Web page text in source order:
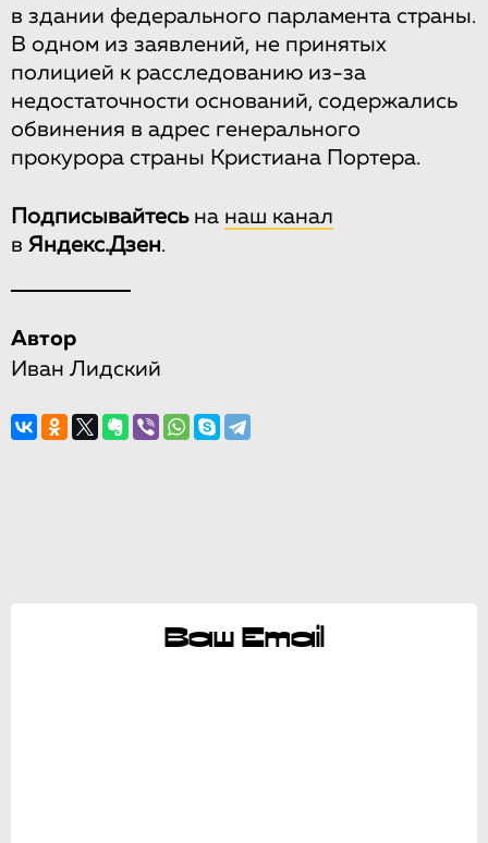
в здании федерального парламента страны.
В одном из заявлений, не принятых
полицией к расследованию из-за
недостаточности оснований, содержались
обвинения в адрес генерального
прокурора страны Кристиана Портера.
Подписывайтесьна наш канал
в Яндекс.Дзен.
Автор
Иван Лидский
Ваш Email